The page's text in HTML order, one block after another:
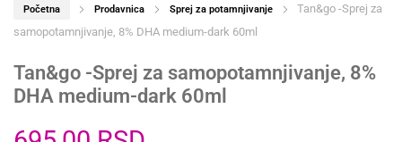
Početna Prodavnica Sprej za potamnjivanje
Tan&go -Sprej za
samopotamnjivanje, 8% DHA medium-dark 60ml
Tan&go -Sprej za samopotamnjivanje, 8%
DHA medium-dark 60ml